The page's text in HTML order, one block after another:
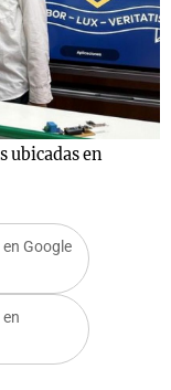
ubicadas en
Google
Notas
Sole en